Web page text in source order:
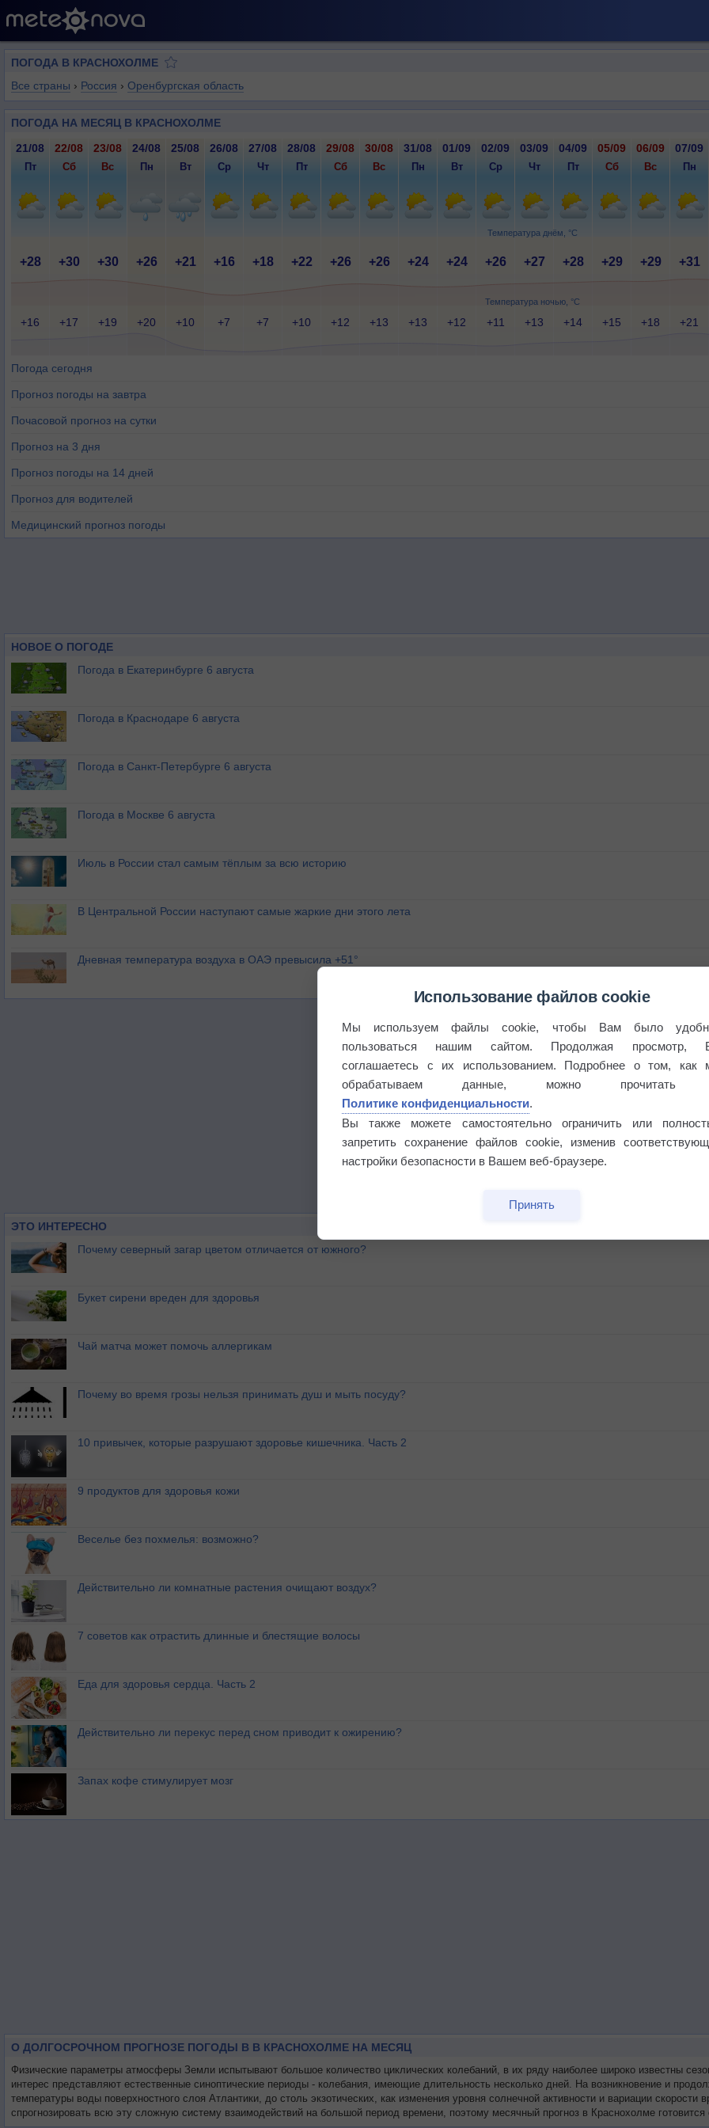
ПОГОДА В КРАСНОХОЛМЕ
Все страны › Россия › Оренбургская область
ПОГОДА НА МЕСЯЦ В КРАСНОХОЛМЕ
Температура днём, °C
Температура ночью, °C
21/08 22/08 23/08 24/08 25/08 26/08 27/08 28/08 29/08 30/08 31/08 01/09 02/09 03/09 04/09 05/09 06/09 07/09
Пт Сб Вс Пн Вт Ср Чт Пт Сб Вс Пн Вт Ср Чт Пт Сб Вс Пн
+28 +30 +30 +26 +21 +16 +18 +22 +26 +26 +24 +24 +26 +27 +28 +29 +29 +31
+16 +17 +19 +20 +10 +7 +7 +10 +12 +13 +13 +12 +11 +13 +14 +15 +18 +21
Погода сегодня
Прогноз погоды на завтра
Почасовой прогноз на сутки
Прогноз на 3 дня
Прогноз погоды на 14 дней
Прогноз для водителей
Медицинский прогноз погоды
НОВОЕ О ПОГОДЕ
Погода в Екатеринбурге 6 августа
Погода в Краснодаре 6 августа
Погода в Санкт-Петербурге 6 августа
Погода в Москве 6 августа
Июль в России стал самым тёплым за всю историю
В Центральной России наступают самые жаркие дни этого лета
Дневная температура воздуха в ОАЭ превысила +51°
ЭТО ИНТЕРЕСНО
Почему северный загар цветом отличается от южного?
Букет сирени вреден для здоровья
Чай матча может помочь аллергикам
Почему во время грозы нельзя принимать душ и мыть посуду?
10 привычек, которые разрушают здоровье кишечника. Часть 2
9 продуктов для здоровья кожи
Веселье без похмелья: возможно?
Действительно ли комнатные растения очищают воздух?
7 советов как отрастить длинные и блестящие волосы
Еда для здоровья сердца. Часть 2
Действительно ли перекус перед сном приводит к ожирению?
Запах кофе стимулирует мозг
О ДОЛГОСРОЧНОМ ПРОГНОЗЕ ПОГОДЫ В В КРАСНОХОЛМЕ НА МЕСЯЦ
Физические параметры атмосферы Земли испытывают большое количество циклических колебаний, в их ряду наиболее широко известны
интерес представляют естественные синоптические периоды - колебания, имеющие длительность несколько дней. На возникновение и
температуры воды поверхностного слоя Атлантики, до столь экзотических, как изменения уровня солнечной активности и вариации
спрогнозировать всю эту сложную систему взаимодействий на большой период времени, поэтому месячный прогноз в Краснохолме готовится
Использование файлов cookie
Мы используем файлы cookie, чтобы Вам было
пользоваться нашим сайтом. Продолжая просмотр,
соглашаетесь с их использованием. Подробнее о том, как
обрабатываем данные, можно прочитать
Политике конфиденциальности.
Вы также можете самостоятельно ограничить или
запретить сохранение файлов cookie, изменив
настройки безопасности в Вашем веб-браузере.
Принять